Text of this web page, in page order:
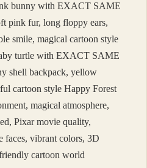
bunny with EXACT SAME
pink fur, long floppy ears,
smile, magical cartoon style
turtle with EXACT SAME
shell backpack, yellow
cartoon style Happy Forest
magical atmosphere,
Pixar movie quality,
faces, vibrant colors, 3D
cartoon world